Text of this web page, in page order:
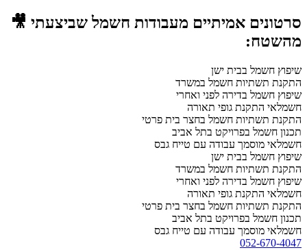
סרטונים אמיתיים מעבודות חשמל שביצעתי 🎥
מהשטח:
שיפוץ חשמל בבית ישן
התקנת תשתיות חשמל במשרד
שיפוץ חשמל בדירה לפני ואחרי
חשמלאי התקנת גופי תאורה
התקנת תשתיות חשמל בחצר בית פרטי
תכנון חשמל בפרויקט בתל אביב
חשמלאי מוסמך עבודה עם טייח גבס
שיפוץ חשמל בבית ישן
התקנת תשתיות חשמל במשרד
שיפוץ חשמל בדירה לפני ואחרי
חשמלאי התקנת גופי תאורה
התקנת תשתיות חשמל בחצר בית פרטי
תכנון חשמל בפרויקט בתל אביב
חשמלאי מוסמך עבודה עם טייח גבס
052-670-4047